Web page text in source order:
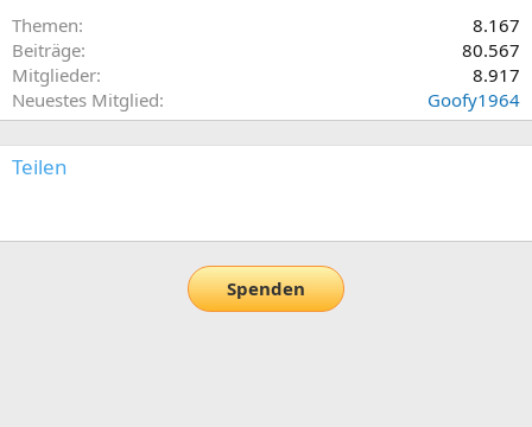
Themen
8.167
Beiträge
80.567
Mitglieder
8.917
Neuestes Mitglied
Goofy1964
Teilen
Spenden